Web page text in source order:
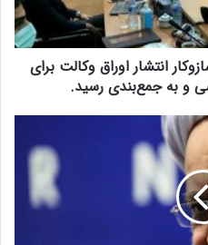
انتشار اوراق وکالت برای
و به جمع‌بندی رسید.